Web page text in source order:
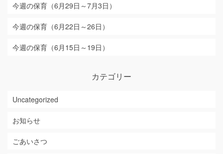
今週の保育（6月29日～7月3日）
今週の保育（6月22日～26日）
今週の保育（6月15日～19日）
カテゴリー
Uncategorized
お知らせ
ごあいさつ